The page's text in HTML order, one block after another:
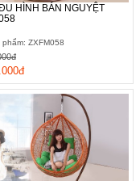
HÌNH BÁN NGUYỆT
phẩm: ZXFM058